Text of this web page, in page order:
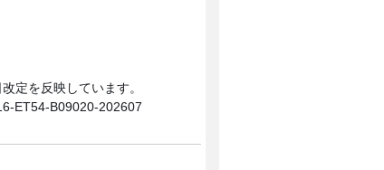
定を反映しています。
ET54-B09020-202607